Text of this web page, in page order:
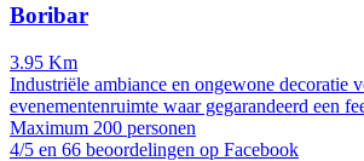
Boribar
3.95 Km
Industriële ambiance en ongewone decoratie
evenementenruimte waar gegarandeerd een
Maximum 200 personen
4/5 en 66 beoordelingen op Facebook